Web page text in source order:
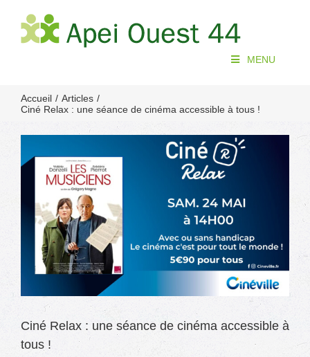
contenu
MENU
Accueil
Articles
Ciné Relax : une séance de cinéma accessible à tous !
Ciné Relax : une séance de cinéma accessible à
tous !